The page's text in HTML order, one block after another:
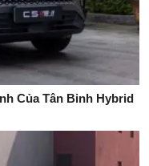
Của Tân Binh Hybrid